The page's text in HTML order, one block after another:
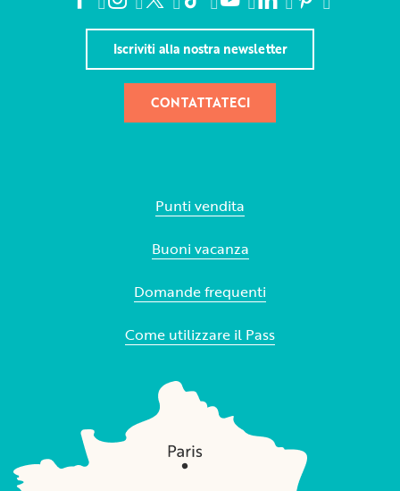
Iscriviti alla nostra newsletter
CONTATTATECI
Punti vendita
Buoni vacanza
Domande frequenti
Come utilizzare il Pass